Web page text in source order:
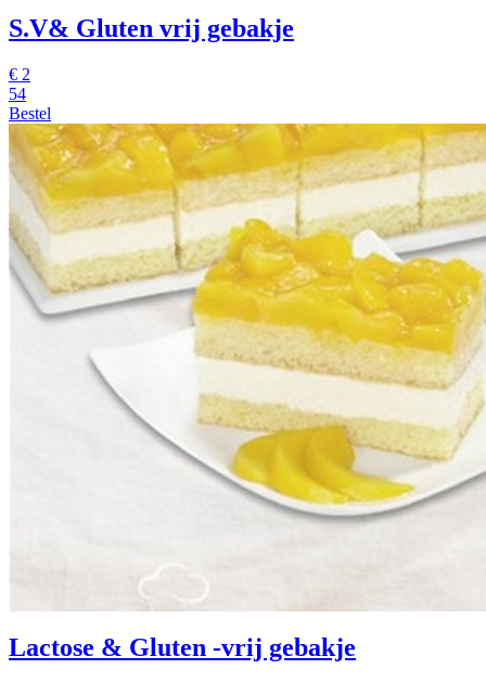
S.V& Gluten vrij gebakje
€ 2
54
Bestel
Lactose & Gluten -vrij gebakje